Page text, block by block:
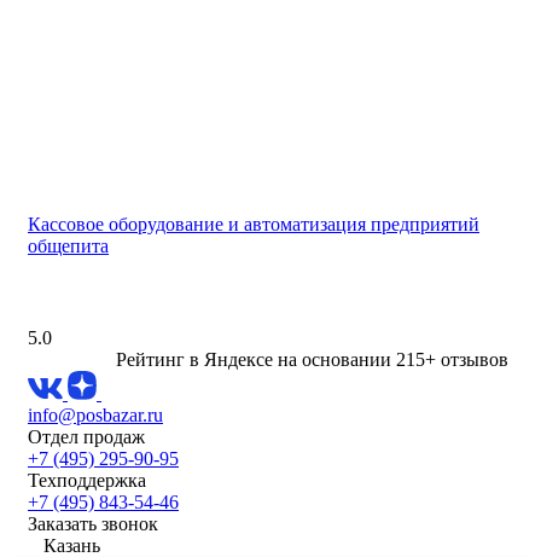
Кассовое оборудование и автоматизация предприятий
общепита
5.0
Рейтинг в Яндексе на основании 215+ отзывов
info@posbazar.ru
Отдел продаж
+7 (495) 295-90-95
Техподдержка
+7 (495) 843-54-46
Заказать звонок
Казань